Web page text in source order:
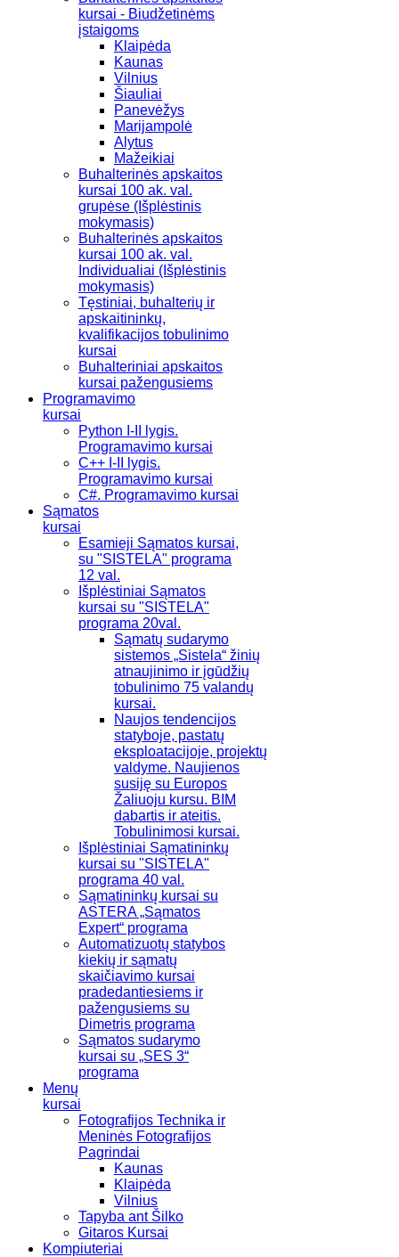
kursai - Biudžetinėms
įstaigoms
Klaipėda
Kaunas
Vilnius
Šiauliai
Panevėžys
Marijampolė
Alytus
Mažeikiai
Buhalterinės apskaitos
kursai 100 ak. val.
grupėse (Išplėstinis
mokymasis)
Buhalterinės apskaitos
kursai 100 ak. val.
Individualiai (Išplėstinis
mokymasis)
Tęstiniai, buhalterių ir
apskaitininkų,
kvalifikacijos tobulinimo
kursai
Buhalteriniai apskaitos
kursai pažengusiems
Programavimo
kursai
Python I-II lygis.
Programavimo kursai
C++ I-II lygis.
Programavimo kursai
C#. Programavimo kursai
Sąmatos
kursai
Esamieji Sąmatos kursai,
su "SISTELA" programa
12 val.
Išplėstiniai Sąmatos
kursai su "SISTELA"
programa 20val.
Sąmatų sudarymo
sistemos „Sistela“ žinių
atnaujinimo ir įgūdžių
tobulinimo 75 valandų
kursai.
Naujos tendencijos
statyboje, pastatų
eksploatacijoje, projektų
valdyme. Naujienos
susiję su Europos
Žaliuoju kursu. BIM
dabartis ir ateitis.
Tobulinimosi kursai.
Išplėstiniai Sąmatininkų
kursai su "SISTELA"
programa 40 val.
Sąmatininkų kursai su
ASTERA „Sąmatos
Expert“ programa
Automatizuotų statybos
kiekių ir sąmatų
skaičiavimo kursai
pradedantiesiems ir
pažengusiems su
Dimetris programa
Sąmatos sudarymo
kursai su „SES 3“
programa
Menų
kursai
Fotografijos Technika ir
Meninės Fotografijos
Pagrindai
Kaunas
Klaipėda
Vilnius
Tapyba ant Šilko
Gitaros Kursai
Kompiuteriai